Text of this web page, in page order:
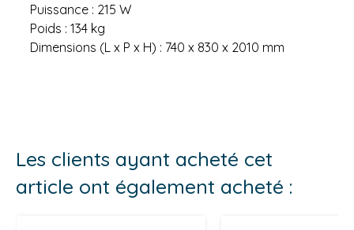
Puissance : 215 W
Poids : 134 kg
Dimensions (L x P x H) : 740 x 830 x 2010 mm
Les clients ayant acheté cet
article ont également acheté :